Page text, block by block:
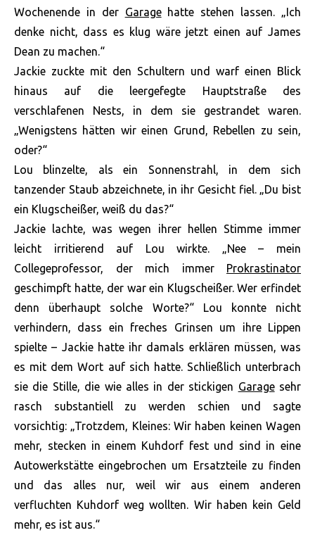
Wochenende in der Garagehatte stehen lassen. „Ich
denke nicht, dass es klug wäre jetzt einen auf James
Dean zu machen.“
Jackie zuckte mit den Schultern und warf einen Blick
hinaus auf die leergefegte Hauptstraße des
verschlafenen Nests, in dem sie gestrandet waren.
„Wenigstens hätten wir einen Grund, Rebellen zu sein,
oder?“
Lou blinzelte, als ein Sonnenstrahl, in dem sich
tanzender Staub abzeichnete, in ihr Gesicht fiel. „Du bist
ein Klugscheißer, weiß du das?“
Jackie lachte, was wegen ihrer hellen Stimme immer
leicht irritierend auf Lou wirkte. „Nee – mein
Collegeprofessor, der mich immer Prokrastinator
geschimpft hatte, der war ein Klugscheißer. Wer erfindet
denn überhaupt solche Worte?“ Lou konnte nicht
verhindern, dass ein freches Grinsen um ihre Lippen
spielte – Jackie hatte ihr damals erklären müssen, was
es mit dem Wort auf sich hatte. Schließlich unterbrach
sie die Stille, die wie alles in der stickigen Garagesehr
rasch substantiell zu werden schien und sagte
vorsichtig: „Trotzdem, Kleines: Wir haben keinen Wagen
mehr, stecken in einem Kuhdorf fest und sind in eine
Autowerkstätte eingebrochen um Ersatzteile zu finden
und das alles nur, weil wir aus einem anderen
verfluchten Kuhdorf weg wollten. Wir haben kein Geld
mehr, es ist aus.“